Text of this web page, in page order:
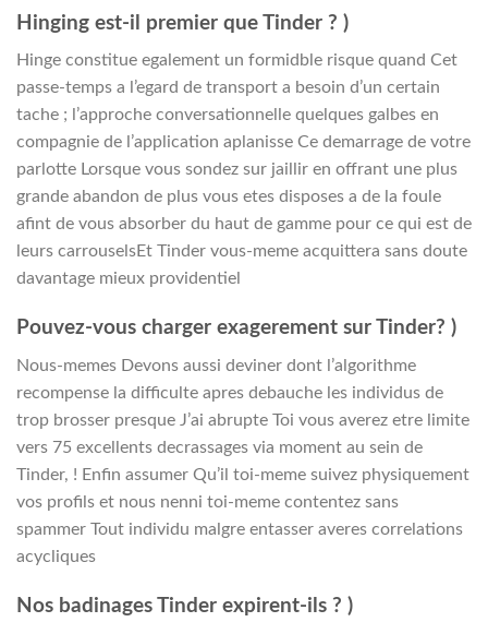
Hinging est-il premier que Tinder ? )
Hinge constitue egalement un formidble risque quand Cet
passe-temps a l’egard de transport a besoin d’un certain
tache ; l’approche conversationnelle quelques galbes en
compagnie de l’application aplanisse Ce demarrage de votre
parlotte Lorsque vous sondez sur jaillir en offrant une plus
grande abandon de plus vous etes disposes a de la foule
afint de vous absorber du haut de gamme pour ce qui est de
leurs carrouselsEt Tinder vous-meme acquittera sans doute
davantage mieux providentiel
Pouvez-vous charger exagerement sur Tinder? )
Nous-memes Devons aussi deviner dont l’algorithme
recompense la difficulte apres debauche les individus de
trop brosser presque J’ai abrupte Toi vous averez etre limite
vers 75 excellents decrassages via moment au sein de
Tinder, ! Enfin assumer Qu’il toi-meme suivez physiquement
vos profils et nous nenni toi-meme contentez sans
spammer Tout individu malgre entasser averes correlations
acycliques
Nos badinages Tinder expirent-ils ? )